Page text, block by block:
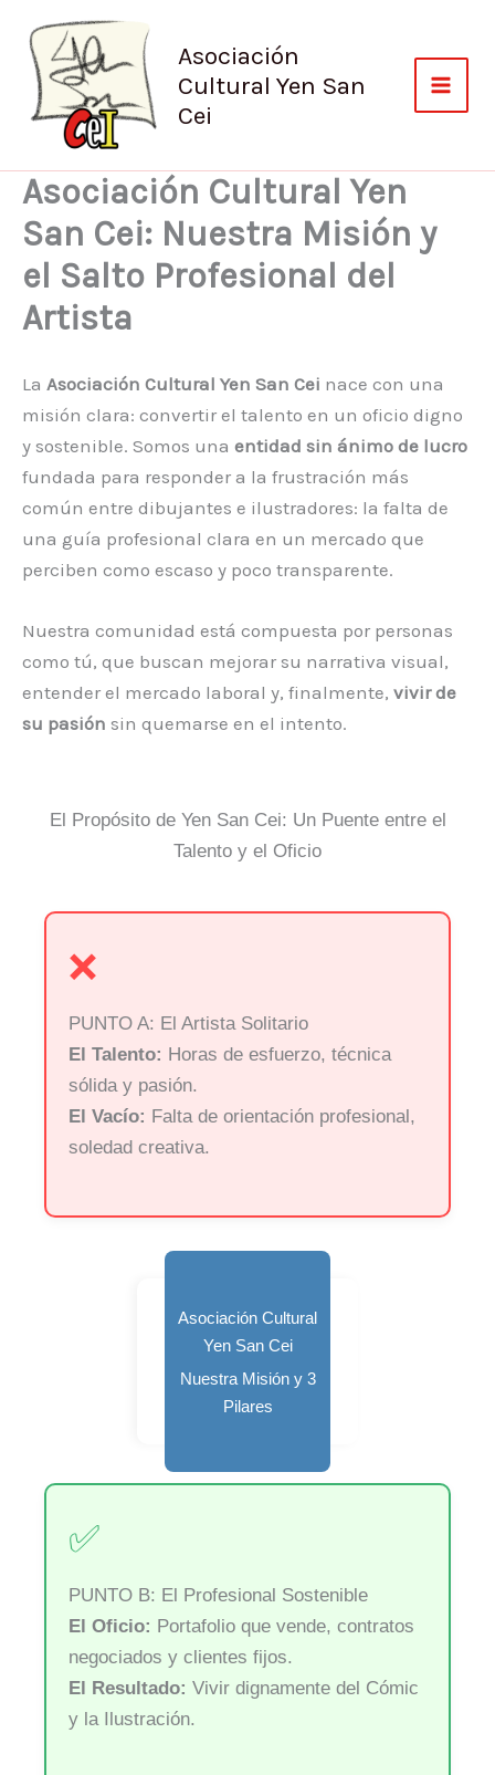
contenido
Asociación
Cultural Yen San
Cei
Asociación Cultural Yen
San Cei: Nuestra Misión y
el Salto Profesional del
Artista
La Asociación Cultural Yen San Cei nace con una
misión clara: convertir el talento en un oficio digno
y sostenible. Somos una entidad sin ánimo de lucro
fundada para responder a la frustración más
común entre dibujantes e ilustradores: la falta de
una guía profesional clara en un mercado que
perciben como escaso y poco transparente.
Nuestra comunidad está compuesta por personas
como tú, que buscan mejorar su narrativa visual,
entender el mercado laboral y, finalmente, vivir de
su pasión sin quemarse en el intento.
El Propósito de Yen San Cei: Un Puente entre el
Talento y el Oficio
❌
PUNTO A: El Artista Solitario
El Talento: Horas de esfuerzo, técnica
sólida y pasión.
El Vacío: Falta de orientación profesional,
soledad creativa.
Asociación Cultural
Yen San Cei
Nuestra Misión y 3
Pilares
✅
PUNTO B: El Profesional Sostenible
El Oficio: Portafolio que vende, contratos
negociados y clientes fijos.
El Resultado: Vivir dignamente del Cómic
y la Ilustración.